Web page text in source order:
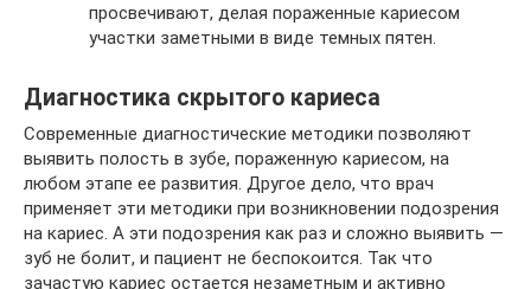
просвечивают, делая пораженные кариесом
участки заметными в виде темных пятен.
Диагностика скрытого кариеса
Современные диагностические методики позволяют
выявить полость в зубе, пораженную кариесом, на
любом этапе ее развития. Другое дело, что врач
применяет эти методики при возникновении подозрения
на кариес. А эти подозрения как раз и сложно выявить —
зуб не болит, и пациент не беспокоится. Так что
зачастую кариес остается незаметным и активно